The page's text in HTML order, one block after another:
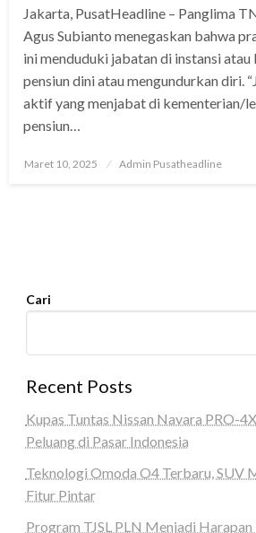
Jakarta, PusatHeadline – Panglima
Agus Subianto menegaskan bahwa
ini menduduki jabatan di instansi atau
pensiun dini atau mengundurkan diri.
aktif yang menjabat di kementerian/
pensiun…
Posted
Maret 10, 2025 Admin Pusatheadline
Cari
Recent Posts
Kupas Tuntas Nissan Navara PRO-
Peluang di Pasar Indonesia
Teknologi Omoda O4 Terbaru, SUV
Fitur Pintar
Program TJSL PLN Menjadi Harapan